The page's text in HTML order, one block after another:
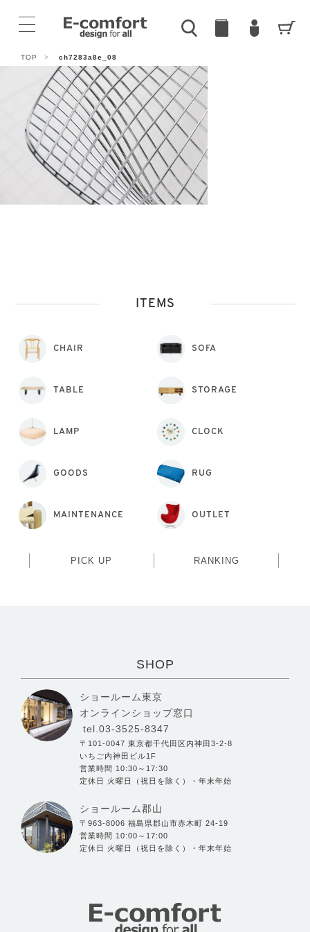
TOP > ch7283a8e_08
ITEMS
CHAIR SOFA
TABLE STORAGE
LAMP CLOCK
GOODS RUG
MAINTENANCE OUTLET
PICK UP RANKING
SHOP
ショールーム東京
オンラインショップ窓口
tel.03-3525-8347
〒101-0047 東京都千代田区内神田3-2-8
いちご内神田ビル1F
営業時間 10:30～17:30
定休日 火曜日（祝日を除く）・年末年始
ショールーム郡山
〒963-8006 福島県郡山市赤木町 24-19
営業時間 10:00～17:00
定休日 火曜日（祝日を除く）・年末年始